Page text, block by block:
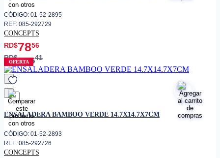
CÓDIGO: 01-52-2895
REF: 085-292729
CONCEPTS
RD$7856
RD$19641
OFERTA
favorito
ENSALADERA BAMBOO VERDE 14.7X14.7X7CM
CÓDIGO: 01-52-2893
REF: 085-292726
CONCEPTS